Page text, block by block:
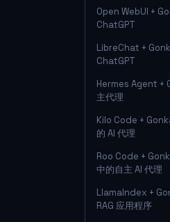
Open WebUI +
ChatGPT
LibreChat +
ChatGPT
Hermes Agent +
主代理
Kilo Code +
的 AI 代理
Roo Code +
中的自主 AI 代理
LlamaIndex +
RAG 应用程序